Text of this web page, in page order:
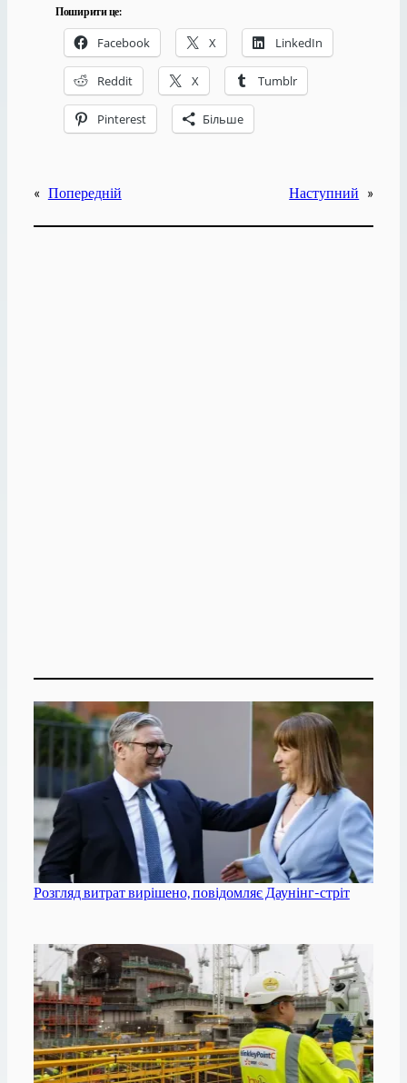
Поширити це:
Facebook X LinkedIn
Reddit X Tumblr
Pinterest Більше
« Попередній Наступний »
Розгляд витрат вирішено, повідомляє Даунінг-стріт